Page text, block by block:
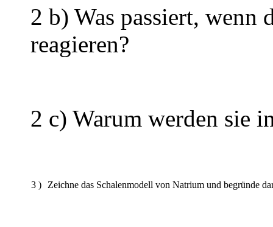
2 b) Was passiert, wenn
reagieren?
2 c) Warum werden sie
3 ) Zeichne das Schalenmodell von Natrium und begründe